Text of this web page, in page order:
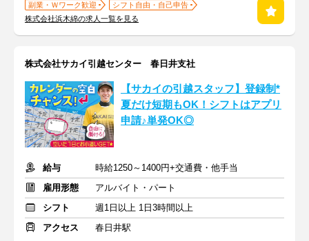
副業・Ｗワーク歓迎
シフト自由・自己申告
株式会社浜木綿の求人一覧を見る
株式会社サカイ引越センター 春日井支社
【サカイの引越スタッフ】登録制*
夏だけ短期もOK！シフトはアプリ
申請♪単発OK◎
給与
時給1250～1400円+交通費・他手当
雇用形態
アルバイト・パート
シフト
週1日以上 1日3時間以上
アクセス
春日井駅